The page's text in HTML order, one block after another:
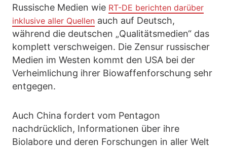
Russische Medien wie RT-DE berichten darüber
inklusive aller Quellen auch auf Deutsch,
während die deutschen „Qualitätsmedien“ das
komplett verschweigen. Die Zensur russischer
Medien im Westen kommt den USA bei der
Verheimlichung ihrer Biowaffenforschung sehr
entgegen.
Auch China fordert vom Pentagon
nachdrücklich, Informationen über ihre
Biolabore und deren Forschungen in aller Welt